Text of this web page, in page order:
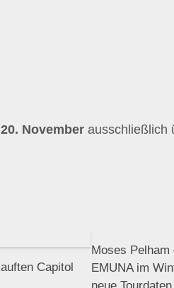
November ausschließlich
Capitol
Moses Pelham
EMUNA im